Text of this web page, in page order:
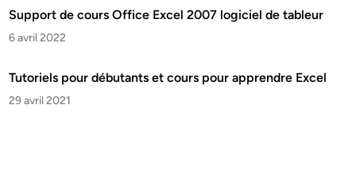
Support de cours Office Excel 2007 logiciel de tableur
6 avril 2022
Tutoriels pour débutants et cours pour apprendre Excel
29 avril 2021